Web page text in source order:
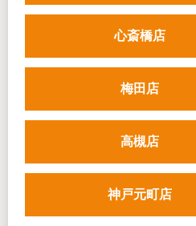
心斎橋店
梅田店
高槻店
神戸元町店